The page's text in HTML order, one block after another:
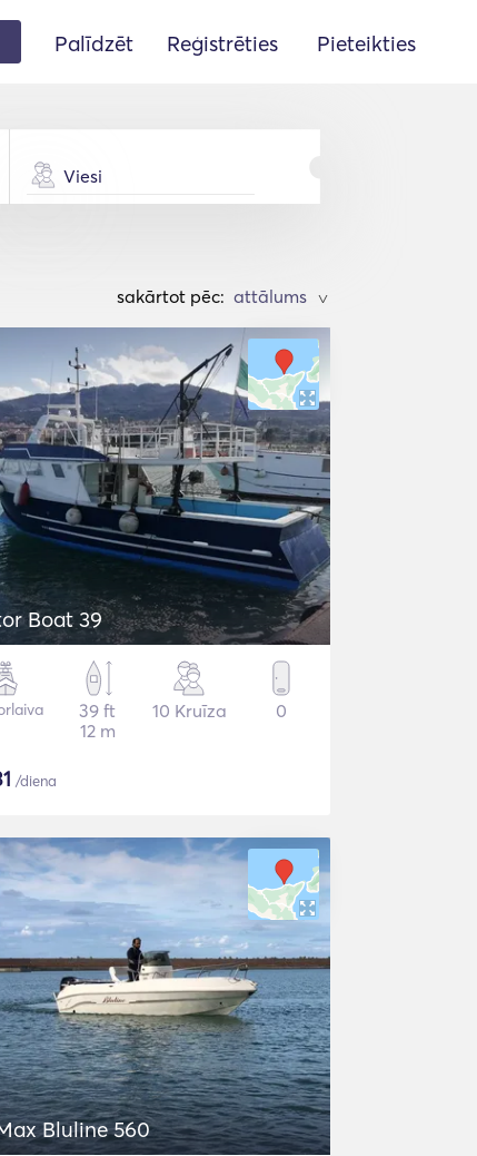
Palīdzēt Reģistrēties Pieteikties
Viesi
sakārtot pēc: >
Boat 39
39 ft
12 m
10 Kruīza 0
/diena
Bluline 560